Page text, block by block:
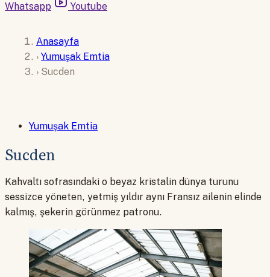
Whatsapp
Youtube
Anasayfa
› Yumuşak Emtia
› Sucden
Yumuşak Emtia
Sucden
Kahvaltı sofrasındaki o beyaz kristalin dünya turunu
sessizce yöneten, yetmiş yıldır aynı Fransız ailenin elinde
kalmış, şekerin görünmez patronu.